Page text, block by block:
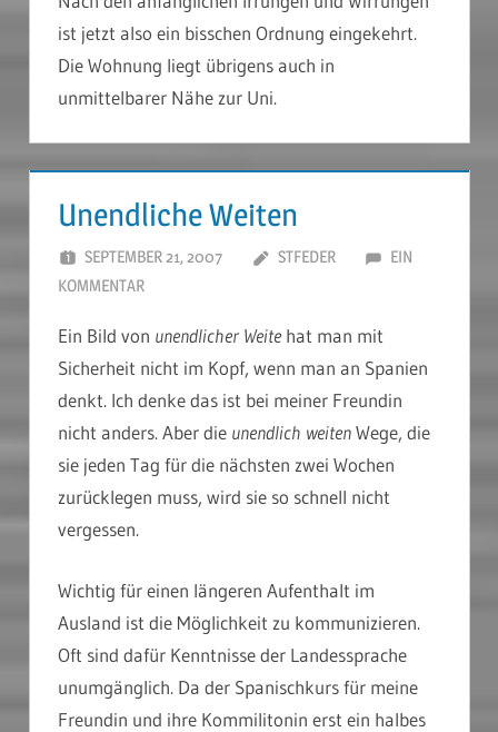
ist jetzt also ein bisschen Ordnung eingekehrt.
Die Wohnung liegt übrigens auch in
unmittelbarer Nähe zur Uni.
Unendliche Weiten
SEPTEMBER 21, 2007 STFEDER
EIN
KOMMENTAR
Ein Bild von unendlicher Weitehat man mit
Sicherheit nicht im Kopf, wenn man an Spanien
denkt. Ich denke das ist bei meiner Freundin
nicht anders. Aber die unendlich weitenWege, die
sie jeden Tag für die nächsten zwei Wochen
zurücklegen muss, wird sie so schnell nicht
vergessen.
Wichtig für einen längeren Aufenthalt im
Ausland ist die Möglichkeit zu kommunizieren.
Oft sind dafür Kenntnisse der Landessprache
unumgänglich. Da der Spanischkurs für meine
Freundin und ihre Kommilitonin erst ein halbes